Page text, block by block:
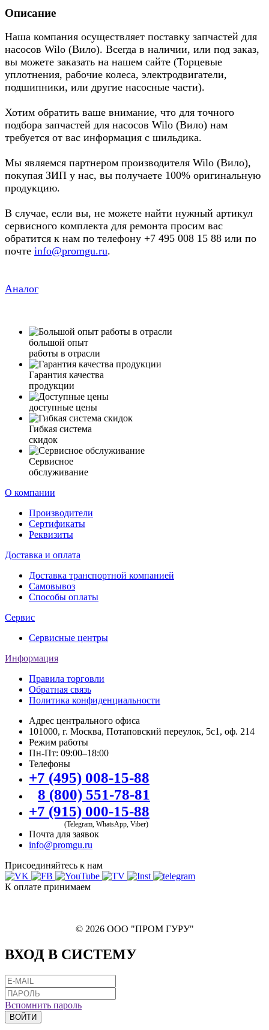
Описание
Наша компания осуществляет поставку запчастей для
насосов Wilo (Вило). Всегда в наличии, или под заказ,
вы можете заказать на нашем сайте (Торцевые
уплотнения, рабочие колеса, электродвигатели,
подшипники, или другие насосные части).
Хотим обратить ваше внимание, что для точного
подбора запчастей для насосов Wilo (Вило) нам
требуется от вас информация с шильдика.
Мы являемся партнером производителя Wilo (Вило),
покупая ЗИП у нас, вы получаете 100% оригинальную
продукцию.
В случае, если вы, не можете найти нужный артикул
сервисного комплекта для ремонта просим вас
обратится к нам по телефону +7 495 008 15 88 или по
почте info@promgu.ru.
Аналог
большой опыт
работы в отрасли
Гарантия качества
продукции
доступные цены
Гибкая система
скидок
Сервисное
обслуживание
О компании
Производители
Сертификаты
Реквизиты
Доставка и оплата
Доставка транспортной компанией
Самовывоз
Способы оплаты
Сервис
Сервисные центры
Информация
Правила торговли
Обратная связь
Политика конфиденциальности
Адрес центрального офиса
101000, г. Москва, Потаповский переулок, 5с1, оф. 214
Режим работы
Пн-Пт: 09:00–18:00
Телефоны
+7 (495) 008-15-88
8 (800) 551-78-81
+7 (915) 000-15-88
(Telegram, WhatsApp, Viber)
Почта для заявок
info@promgu.ru
Присоединяйтесь к нам
К оплате принимаем
© 2026 ООО "ПРОМ ГУРУ"
ВХОД В СИСТЕМУ
Вспомнить пароль
ВОЙТИ